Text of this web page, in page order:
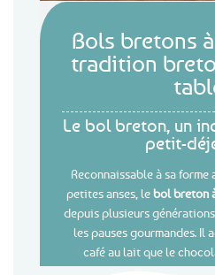
Bols bretons
tradition
Le bol breton, un
petit-
Reconnaissable à sa forme
petites anses, le bol breton
depuis plusieurs
les pauses gourmandes. Il
café au lait que le
céréales ou une soupe.